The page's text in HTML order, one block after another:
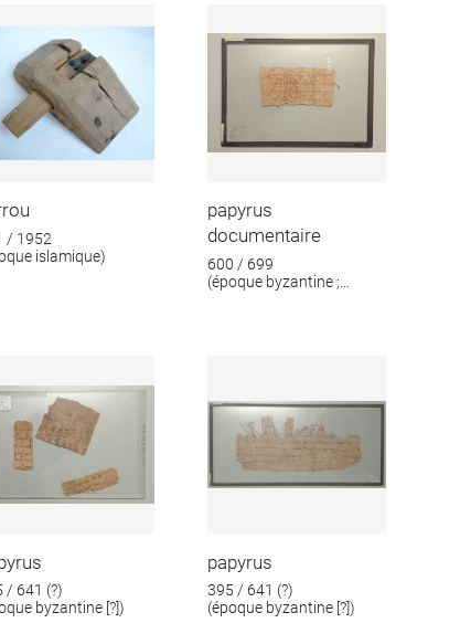
/ 1952
islamique)
papyrus
documentaire
600 / 699
(époque byzantine ;
/ 641 (?)
byzantine [?])
papyrus
395 / 641 (?)
(époque byzantine [?])